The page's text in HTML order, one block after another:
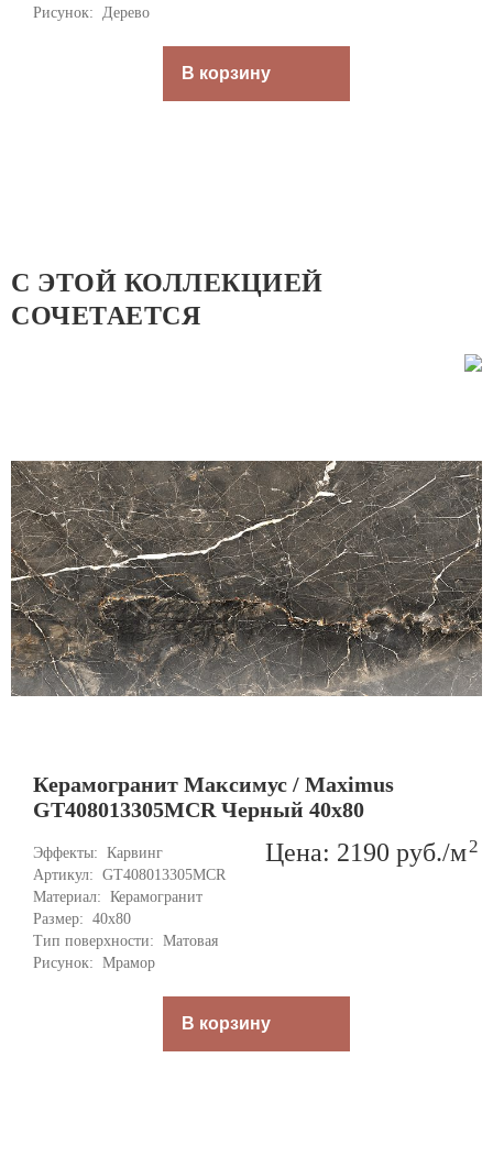
Рисунок: Дерево
В корзину
С ЭТОЙ КОЛЛЕКЦИЕЙ
СОЧЕТАЕТСЯ
Керамогранит Максимус / Maximus
GT408013305MCR Черный 40x80
Эффекты: Карвинг
Артикул: GT408013305MCR
Материал: Керамогранит
Размер: 40x80
Тип поверхности: Матовая
Рисунок: Мрамор
Цена: 2190 руб./м2
В корзину